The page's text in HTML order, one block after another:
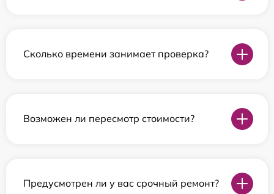
Сколько времени занимает проверка?
Возможен ли пересмотр стоимости?
Предусмотрен ли у вас срочный ремонт?